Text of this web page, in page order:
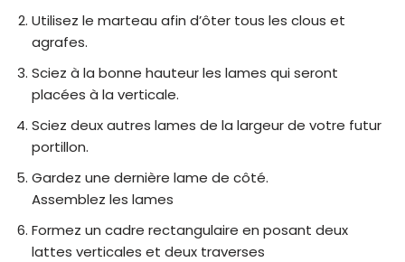
Utilisez le marteau afin d’ôter tous les clous et
agrafes.
Sciez à la bonne hauteur les lames qui seront
placées à la verticale.
Sciez deux autres lames de la largeur de votre futur
portillon.
Gardez une dernière lame de côté.
Assemblez les lames
Formez un cadre rectangulaire en posant deux
lattes verticales et deux traverses